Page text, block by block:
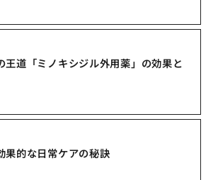
王道「ミノキシジル外用薬」の効果と
果的な日常ケアの秘訣